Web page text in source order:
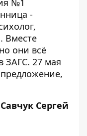
-
Вместе
они всё
ЗАГС. 27 мая
Савчук Сергей